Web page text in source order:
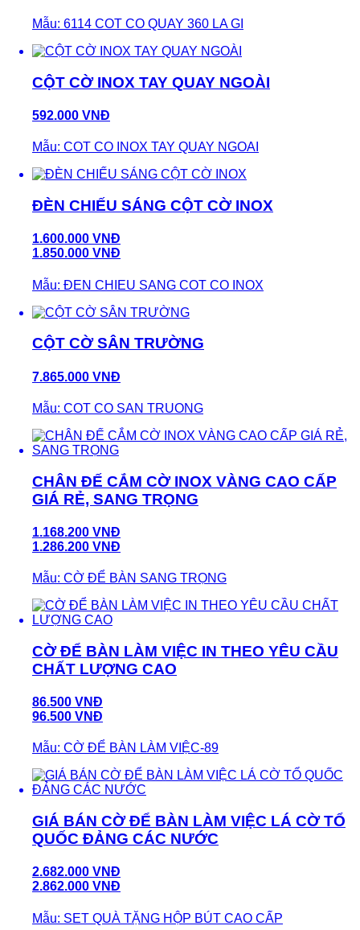
Mẫu: 6114 COT CO QUAY 360 LA GI
CỘT CỜ INOX TAY QUAY NGOÀI
592.000 VNĐ
Mẫu: COT CO INOX TAY QUAY NGOAI
ĐÈN CHIẾU SÁNG CỘT CỜ INOX
1.600.000 VNĐ
1.850.000 VNĐ
Mẫu: ĐEN CHIEU SANG COT CO INOX
CỘT CỜ SÂN TRƯỜNG
7.865.000 VNĐ
Mẫu: COT CO SAN TRUONG
CHÂN ĐẾ CẮM CỜ INOX VÀNG CAO CẤP
GIÁ RẺ, SANG TRỌNG
1.168.200 VNĐ
1.286.200 VNĐ
Mẫu: CỜ ĐỂ BÀN SANG TRỌNG
CỜ ĐỂ BÀN LÀM VIỆC IN THEO YÊU CẦU
CHẤT LƯỢNG CAO
86.500 VNĐ
96.500 VNĐ
Mẫu: CỜ ĐỂ BÀN LÀM VIỆC-89
GIÁ BÁN CỜ ĐỂ BÀN LÀM VIỆC LÁ CỜ TỔ
QUỐC ĐẢNG CÁC NƯỚC
2.682.000 VNĐ
2.862.000 VNĐ
Mẫu: SET QUÀ TẶNG HỘP BÚT CAO CẤP